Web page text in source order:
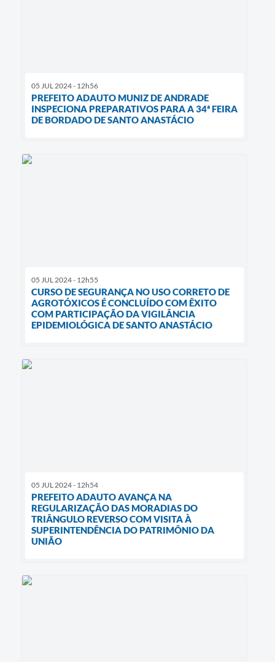
05 JUL 2024 - 12h56
PREFEITO ADAUTO MUNIZ DE ANDRADE
INSPECIONA PREPARATIVOS PARA A 34ª FEIRA
DE BORDADO DE SANTO ANASTÁCIO
05 JUL 2024 - 12h55
CURSO DE SEGURANÇA NO USO CORRETO DE
AGROTÓXICOS É CONCLUÍDO COM ÊXITO
COM PARTICIPAÇÃO DA VIGILÂNCIA
EPIDEMIOLÓGICA DE SANTO ANASTÁCIO
05 JUL 2024 - 12h54
PREFEITO ADAUTO AVANÇA NA
REGULARIZAÇÃO DAS MORADIAS DO
TRIÂNGULO REVERSO COM VISITA À
SUPERINTENDÊNCIA DO PATRIMÔNIO DA
UNIÃO